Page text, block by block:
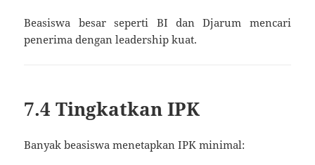
Beasiswa besar seperti BI dan Djarum mencari
penerima dengan leadership kuat.
7.4 Tingkatkan IPK
Banyak beasiswa menetapkan IPK minimal: